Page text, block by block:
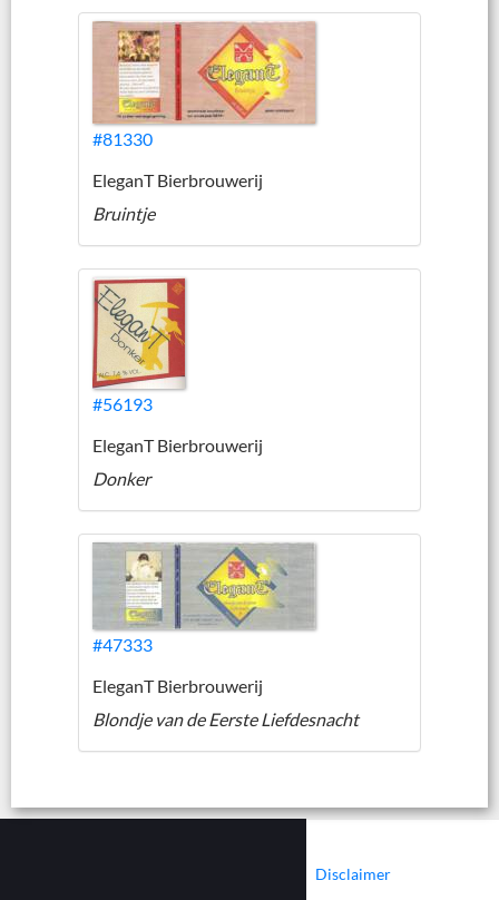
#81330
EleganT Bierbrouwerij
Bruintje
#56193
EleganT Bierbrouwerij
Donker
#47333
EleganT Bierbrouwerij
Blondje van de Eerste Liefdesnacht
Disclaimer